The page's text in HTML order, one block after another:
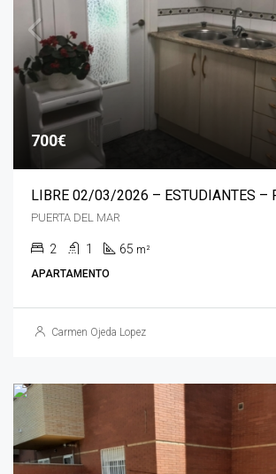
700€
PUERTA DEL MAR
2 1 65 m²
APARTAMENTO
Carmen Ojeda Lopez